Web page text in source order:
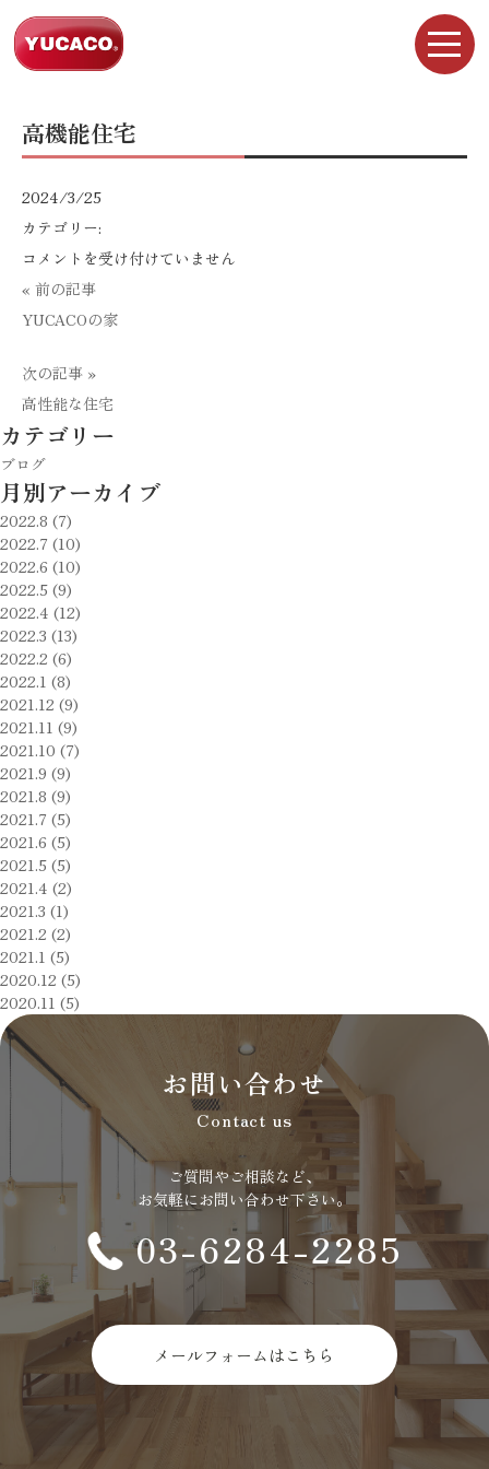
高機能住宅
2024/3/25
カテゴリー:
高
機
能
宅
は
コメントを受け付けていません
« 前の記事
YUCACOの家
次の記事 »
高性能な住宅
カテゴリー
ブログ
月別アーカイブ
2022.8 (7)
2022.7 (10)
2022.6 (10)
2022.5 (9)
2022.4 (12)
2022.3 (13)
2022.2 (6)
2022.1 (8)
2021.12 (9)
2021.11 (9)
2021.10 (7)
2021.9 (9)
2021.8 (9)
2021.7 (5)
2021.6 (5)
2021.5 (5)
2021.4 (2)
2021.3 (1)
2021.2 (2)
2021.1 (5)
2020.12 (5)
2020.11 (5)
お問い合わせ
Contact us
ご質問やご相談など、
お気軽にお問い合わせ下さい。
03-6284-2285
メールフォームはこちら